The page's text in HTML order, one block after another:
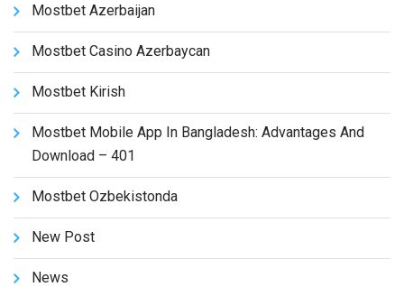
Mostbet Azerbaijan
Mostbet Casino Azerbaycan
Mostbet Kirish
Mostbet Mobile App In Bangladesh: Advantages And
Download – 401
Mostbet Ozbekistonda
New Post
News